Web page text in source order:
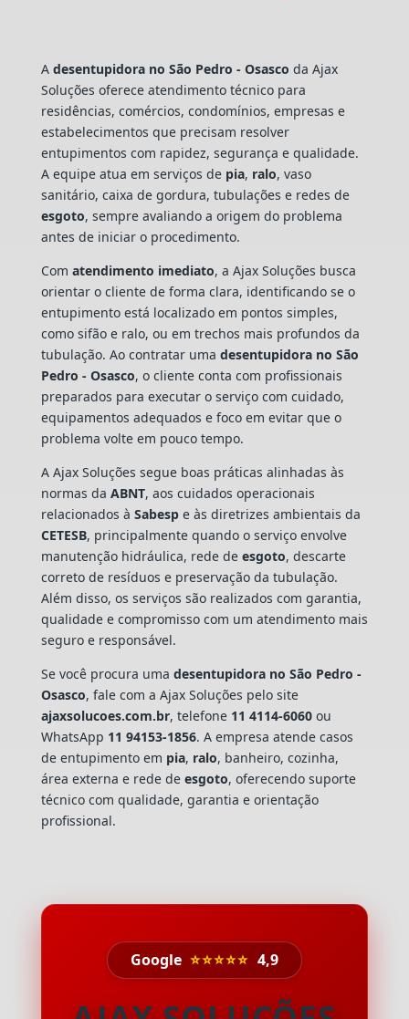
A desentupidora no São Pedro - Osasco da Ajax
Soluções oferece atendimento técnico para
residências, comércios, condomínios, empresas e
estabelecimentos que precisam resolver
entupimentos com rapidez, segurança e qualidade.
A equipe atua em serviços de pia, ralo, vaso
sanitário, caixa de gordura, tubulações e redes de
esgoto, sempre avaliando a origem do problema
antes de iniciar o procedimento.
Com atendimento imediato, a Ajax Soluções busca
orientar o cliente de forma clara, identificando se o
entupimento está localizado em pontos simples,
como sifão e ralo, ou em trechos mais profundos da
tubulação. Ao contratar uma desentupidora no São
Pedro - Osasco, o cliente conta com profissionais
preparados para executar o serviço com cuidado,
equipamentos adequados e foco em evitar que o
problema volte em pouco tempo.
A Ajax Soluções segue boas práticas alinhadas às
normas da ABNT, aos cuidados operacionais
relacionados à Sabespe às diretrizes ambientais da
CETESB, principalmente quando o serviço envolve
manutenção hidráulica, rede de esgoto, descarte
correto de resíduos e preservação da tubulação.
Além disso, os serviços são realizados com garantia,
qualidade e compromisso com um atendimento mais
seguro e responsável.
Se você procura uma desentupidora no São Pedro -
Osasco, fale com a Ajax Soluções pelo site
ajaxsolucoes.com.br, telefone 11 4114-6060ou
WhatsApp 11 94153-1856. A empresa atende casos
de entupimento em pia, ralo, banheiro, cozinha,
área externa e rede de esgoto, oferecendo suporte
técnico com qualidade, garantia e orientação
profissional.
Google ⭐⭐⭐⭐⭐ 4,9